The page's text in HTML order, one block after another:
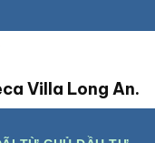
Villa Long An.